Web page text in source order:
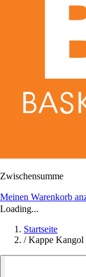
Zwischensumme
Meinen Warenkorb
Loading...
Startseite
/ Kappe Kangol